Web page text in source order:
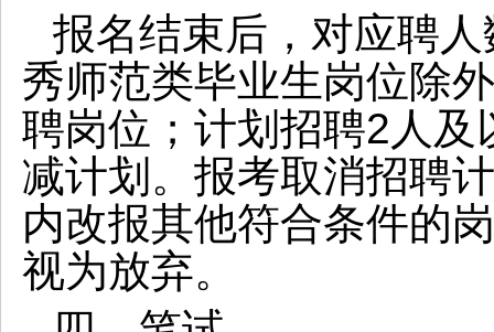
报名结束后，对应聘
秀师范类毕业生岗位除
聘岗位；计划招聘2人
减计划。报考取消招聘
内改报其他符合条件的
视为放弃。